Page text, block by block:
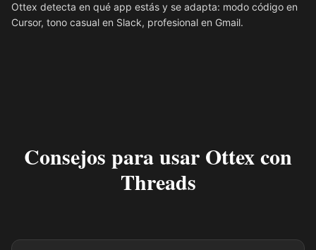
Ottex detecta en qué app estás y se adapta: modo código en
Cursor, tono casual en Slack, profesional en Gmail.
Consejos para usar Ottex con
Threads